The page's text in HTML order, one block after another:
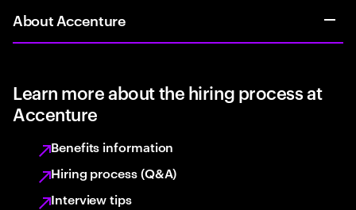
About Accenture
Learn more about the hiring process at
Accenture
Benefits information
Hiring process (Q&A)
Interview tips